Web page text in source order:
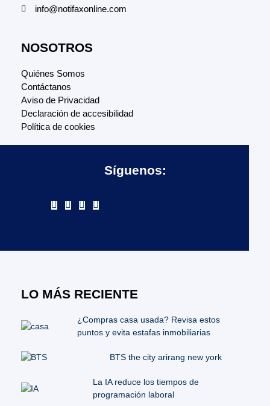
info@notifaxonline.com
NOSOTROS
Quiénes Somos
Contáctanos
Aviso de Privacidad
Declaración de accesibilidad
Política de cookies
Síguenos:
LO MÁS RECIENTE
¿Compras casa usada? Revisa estos
puntos y evita estafas inmobiliarias
BTS the city arirang new york
La IA reduce los tiempos de
programación laboral